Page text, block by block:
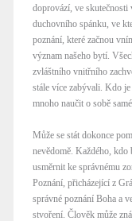
doprovází, ve
duchovního spánku, ve
poznání, které začnou
význam našeho bytí.
zvláštního vnitřního
stále více zabývali. Kdo
mnoho naučit o sobě
Může se stát dokonce
nevědomě. Každého,
usměrnit ke správnému
Poznání, přicházející z
správné poznání Boha a
stvoření. Člověk může